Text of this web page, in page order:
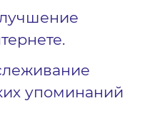
упоминаний